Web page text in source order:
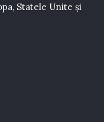
Statele Unite și